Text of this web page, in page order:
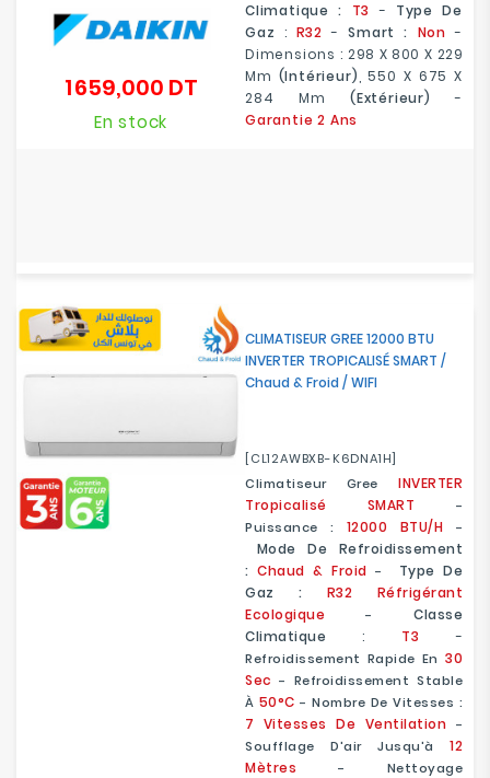
Climatique :
T3- Type De
Gaz : R32 -Smart : Non -
Dimensions :298 X 800 X 229
Mm (intérieur) , 550 X 675 X
284 Mm (extérieur)
-
Garantie 2 Ans
1 659,000 DTPrix
En stock
CLIMATISEUR GREE 12000 BTU
INVERTER TROPICALISÉ SMART /
Chaud & Froid / WIFI
[CL12AWBXB-K6DNA1H]
Climatiseur Gree INVERTER
Tropicalisé SMART -
Puissance : 12000 BTU/H -
Mode De Refroidissement
: Chaud & Froid -
Type De
Gaz : R32 Réfrigérant
Ecologique
- Classe
Climatique
: T3-
Refroidissement Rapide En 30
Sec - Refroidissement Stable
À 50°C - Nombre De Vitesses :
7 Vitesses De Ventilation -
Soufflage D'air Jusqu'à 12
Mètres - Nettoyage